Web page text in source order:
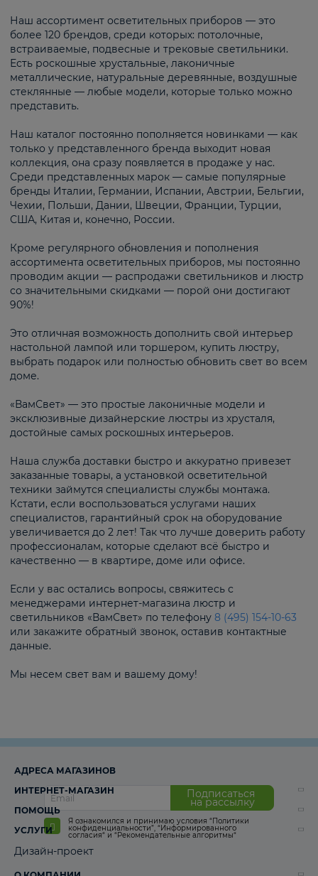
Наш ассортимент осветительных приборов — это
более 120 брендов, среди которых: потолочные,
встраиваемые, подвесные и трековые светильники.
Есть роскошные хрустальные, лаконичные
металлические, натуральные деревянные, воздушные
стеклянные — любые модели, которые только можно
представить.
Наш каталог постоянно пополняется новинками — как
только у представленного бренда выходит новая
коллекция, она сразу появляется в продаже у нас.
Среди представленных марок — самые популярные
бренды Италии, Германии, Испании, Австрии, Бельгии,
Чехии, Польши, Дании, Швеции, Франции, Турции,
США, Китая и, конечно, России.
Кроме регулярного обновления и пополнения
ассортимента осветительных приборов, мы постоянно
проводим акции — распродажи светильников и люстр
со значительными скидками — порой они достигают
90%!
Это отличная возможность дополнить свой интерьер
настольной лампой или торшером, купить люстру,
выбрать подарок или полностью обновить свет во всем
доме.
«ВамСвет» — это простые лаконичные модели и
эксклюзивные дизайнерские люстры из хрусталя,
достойные самых роскошных интерьеров.
Наша служба доставки быстро и аккуратно привезет
заказанные товары, а установкой осветительной
техники займутся специалисты службы монтажа.
Кстати, если воспользоваться услугами наших
специалистов, гарантийный срок на оборудование
увеличивается до 2 лет! Так что лучше доверить работу
профессионалам, которые сделают всё быстро и
качественно — в квартире, доме или офисе.
Если у вас остались вопросы, свяжитесь с
менеджерами интернет-магазина люстр и
светильников «ВамСвет» по телефону 8 (495) 154-10-63
или закажите обратный звонок, оставив контактные
данные.
Мы несем свет вам и вашему дому!
Подписаться
на рассылку
Я ознакомился и принимаю условия “Политики
конфиденциальности”, “Информированного
согласия“ и “Рекомендательные алгоритмы“
АДРЕСА МАГАЗИНОВ
ИНТЕРНЕТ-МАГАЗИН
ПОМОЩЬ
УСЛУГИ
Дизайн-проект